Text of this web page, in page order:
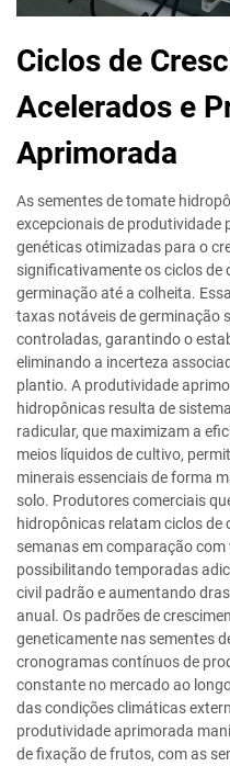
Ciclos de
Acelerados e
Aprimorada
As sementes de tomate
excepcionais de produtividade
genéticas otimizadas para o
significativamente os ciclos de
germinação até a colheita.
taxas notáveis de germinação
controladas, garantindo o
eliminando a incerteza
plantio. A produtividade
hidropônicas resulta de
radicular, que maximizam a
meios líquidos de cultivo,
minerais essenciais de forma
solo. Produtores comerciais
hidropônicas relatam ciclos de
semanas em comparação
possibilitando temporadas
civil padrão e aumentando
anual. Os padrões de
geneticamente nas sementes
cronogramas contínuos de
constante no mercado ao
das condições climáticas
produtividade aprimorada
de fixação de frutos, com as